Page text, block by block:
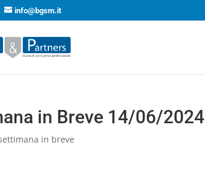
info@bgsm.it
in Breve 14/06/2024
in breve